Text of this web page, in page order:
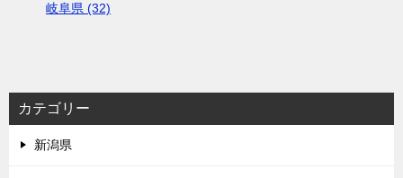
岐阜県 (32)
カテゴリー
新潟県